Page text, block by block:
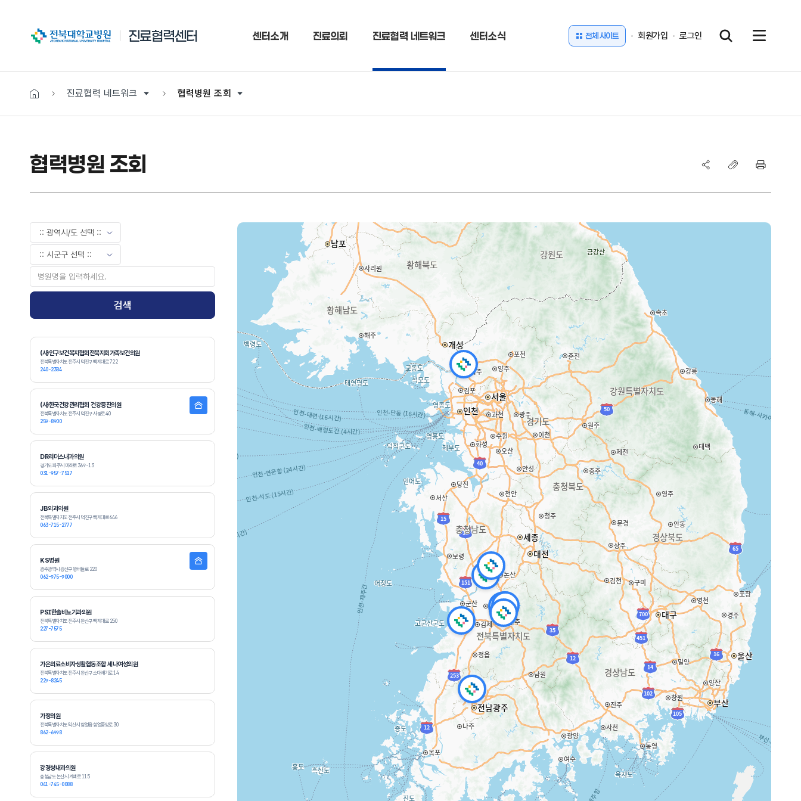
전북대학교병원 진료협력센터 전체 사이트 회원가입 로그인
센터소개 진료의뢰 진료협력 네트워크 센터소식
진료협력 네트워크 협력병원 조회
협력병원 조회
현안검색
검색
(사)인구보건복지협회전북지회가족보건의원
전북특별자치도 전주시 덕진구 백제대로 722
240-2384
(사)한국건강관리협회 건강증진의원
전북특별자치도 전주시 덕진구 사평로 40
259-8900
DR리더스내과의원
경기도 파주시 미래로 369-13
031-957-7517
JB외과의원
전북특별자치도 전주시 덕진구 백제대로 646
063-715-2777
KS병원
광주광역시 광산구 왕버들로 220
062-975-9000
PSI한솔비뇨기과의원
전북특별자치도 전주시 완산구 백제대로 250
227-7575
가온의료소비자생활협동조합 세나여성의원
전북특별자치도 전주시 완산구 소대배기로 14
229-8245
가정의원
전북특별자치도 익산시 함열읍 함열중앙로 30
862-6998
강경성내과의원
충청남도 논산시 계백로 115
041-745-0088